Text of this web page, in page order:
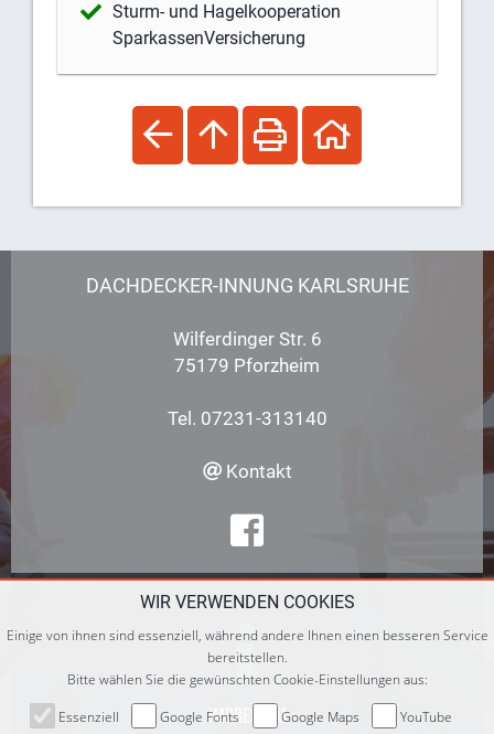
Sturm- und Hagelkooperation
SparkassenVersicherung
DACHDECKER-INNUNG KARLSRUHE
Wilferdinger Str. 6
75179 Pforzheim
Tel. 07231-313140
Kontakt

Impressum
WIR VERWENDEN COOKIES
Einige von ihnen sind essenziell, während andere Ihnen einen besseren Service
bereitstellen.
Bitte wählen Sie die gewünschten Cookie-Einstellungen aus:
Essenziell Google Fonts Google Maps YouTube